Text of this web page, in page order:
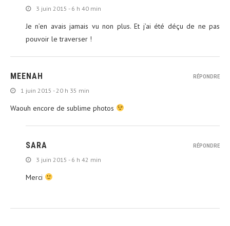
3 juin 2015 - 6 h 40 min
Je n’en avais jamais vu non plus. Et j’ai été déçu de ne pas
pouvoir le traverser !
MEENAH
1 juin 2015 - 20 h 35 min
Waouh encore de sublime photos
RÉPONDRE
SARA
3 juin 2015 - 6 h 42 min
Merci
RÉPONDRE